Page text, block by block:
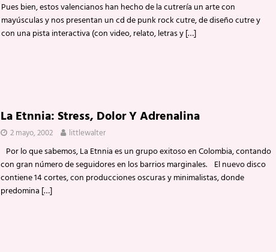
Pues bien, estos valencianos han hecho de la cutrería un arte con
mayúsculas y nos presentan un cd de punk rock cutre, de diseño cutre y
con una pista interactiva (con video, relato, letras y[…]
La Etnnia: Stress, Dolor Y Adrenalina
2 mayo, 2002 littlewalter
Por lo que sabemos, La Etnnia es un grupo exitoso en Colombia, contando
con gran número de seguidores en los barrios marginales. El nuevo disco
contiene 14 cortes, con producciones oscuras y minimalistas, donde
predomina […]